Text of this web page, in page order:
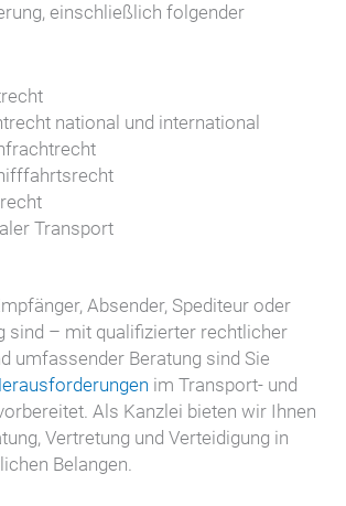
einschließlich folgender
national und international
Transport
Absender, Spediteur oder
sind – mit qualifizierter rechtlicher
umfassender Beratung sind Sie
im Transport- und
Als Kanzlei bieten wir Ihnen
Vertretung und Verteidigung in
Belangen.